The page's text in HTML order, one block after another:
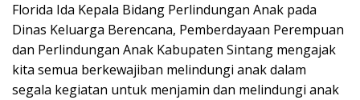
Florida Ida Kepala Bidang Perlindungan Anak pada
Dinas Keluarga Berencana, Pemberdayaan Perempuan
dan Perlindungan Anak Kabupaten Sintang mengajak
kita semua berkewajiban melindungi anak dalam
segala kegiatan untuk menjamin dan melindungi anak